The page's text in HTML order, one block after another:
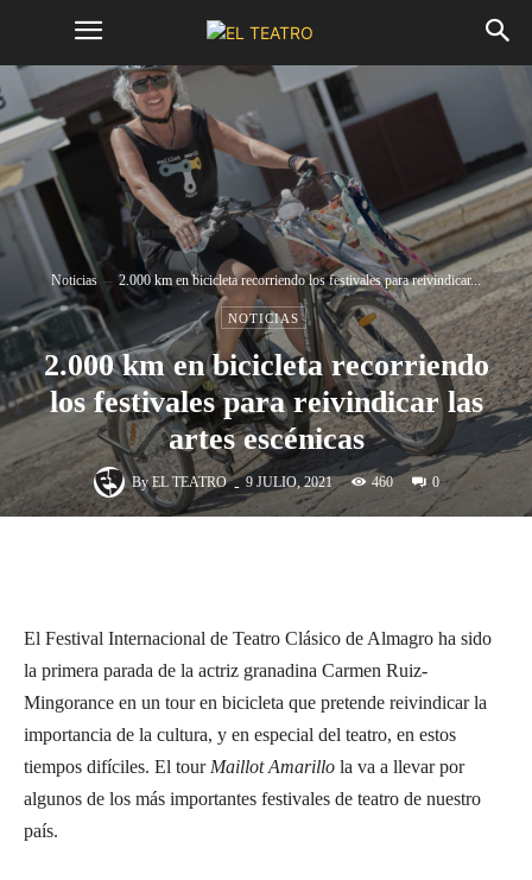
Noticias 2.000 km en bicicleta recorriendo los festivales para reivindicar...
NOTICIAS
2.000 km en bicicleta recorriendo
los festivales para reivindicar las
artes escénicas
By EL TEATRO - 9 JULIO, 2021 460 0
El Festival Internacional de Teatro Clásico de Almagro ha sido
la primera parada de la actriz granadina Carmen Ruiz-
Mingorance en un tour en bicicleta que pretende reivindicar la
importancia de la cultura, y en especial del teatro, en estos
tiempos difíciles. El tour Maillot Amarillo la va a llevar por
algunos de los más importantes festivales de teatro de nuestro
país.